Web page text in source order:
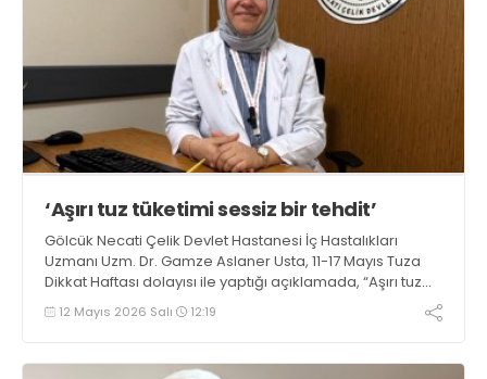
‘Aşırı tuz tüketimi sessiz bir tehdit’
Gölcük Necati Çelik Devlet Hastanesi İç Hastalıkları
Uzmanı Uzm. Dr. Gamze Aslaner Usta, 11-17 Mayıs Tuza
Dikkat Haftası dolayısı ile yaptığı açıklamada, “Aşırı tuz
tüketimi sessiz bir tehdit” dedi
12 Mayıs 2026 Salı 12:19